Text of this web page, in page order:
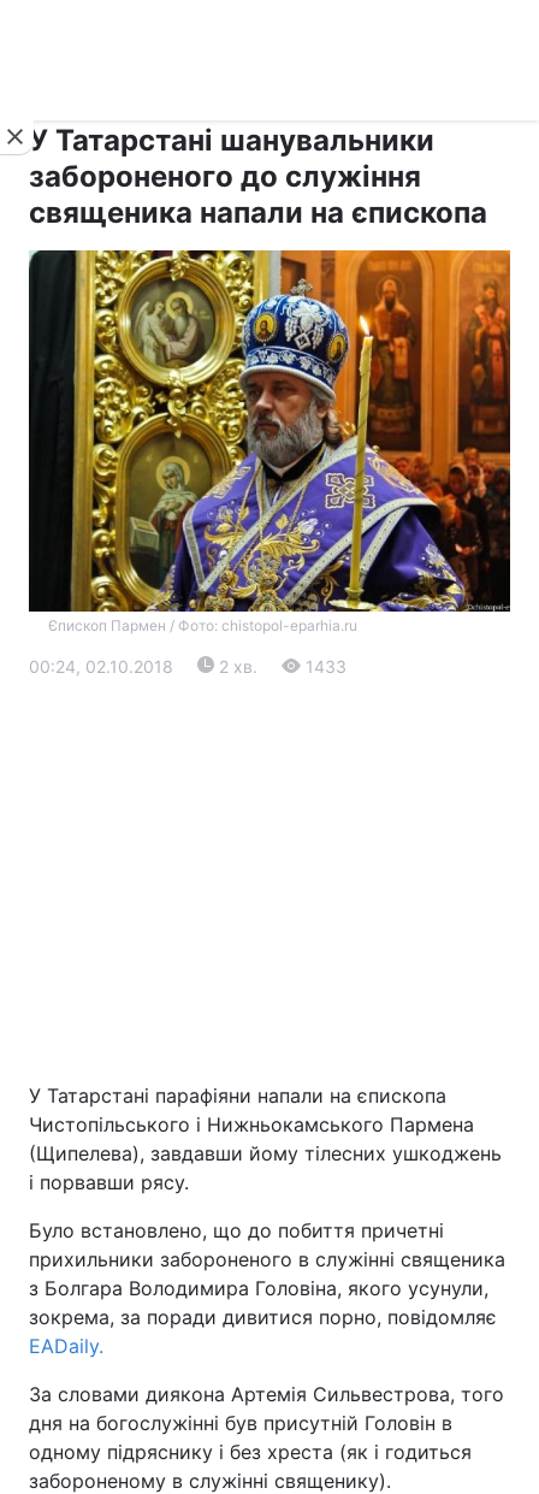
Київ Львів
Дніпро
Одеса
Спорт Наука
Техно і зв'язок Лайт
Зброя Інциденти
У Татарстані шанувальники
забороненого до служіння
священика напали на єпископа
Єпископ Пармен / Фото: chistopol-eparhia.ru
00:24, 02.10.2018 2 хв. 1433
У Татарстані парафіяни напали на єпископа
Чистопільського і Нижньокамського Пармена
(Щипелева), завдавши йому тілесних ушкоджень
і порвавши рясу.
Було встановлено, що до побиття причетні
прихильники забороненого в служінні священика
з Болгара Володимира Головіна, якого усунули,
зокрема, за поради дивитися порно, повідомляє
EADaily.
За словами диякона Артемія Сильвестрова, того
дня на богослужінні був присутній Головін в
одному підряснику і без хреста (як і годиться
забороненому в служінні священику).